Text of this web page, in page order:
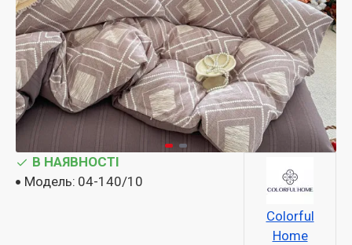
В НАЯВНОСТІ
Модель: 04-140/10
Colorful
Home